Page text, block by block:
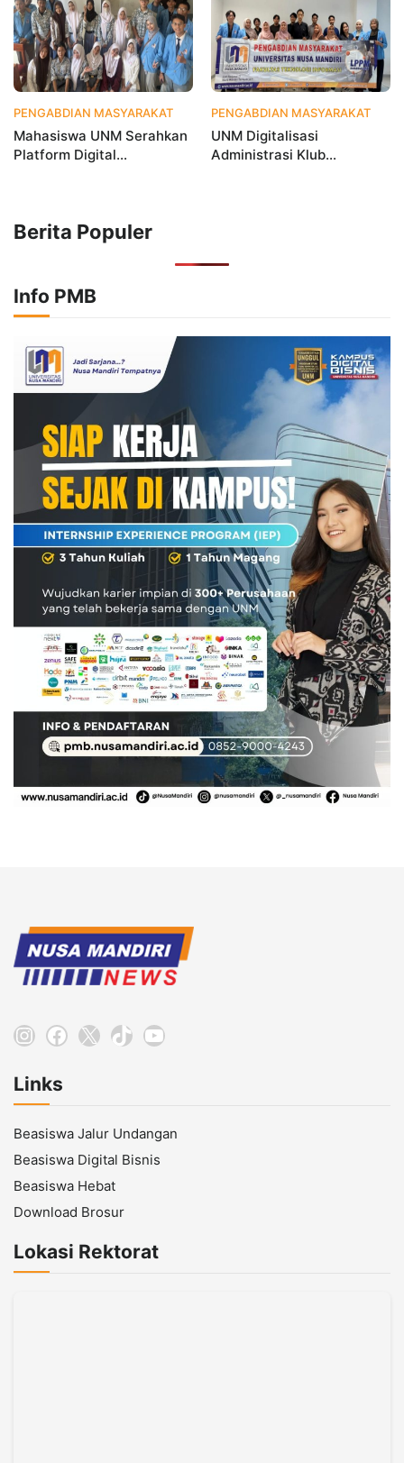
PENGABDIAN MASYARAKAT 1 bulan yang lalu
Mahasiswa UNM Serahkan
Platform Digital
PENGABDIAN MASYARAKAT
UNM Digitalisasi
Administrasi Klub
Berita Populer
Info PMB
Instagram
Facebook
X TikTokYouTube
Links
Beasiswa Jalur Undangan
Beasiswa Digital Bisnis
Beasiswa Hebat
Download Brosur
Lokasi Rektorat